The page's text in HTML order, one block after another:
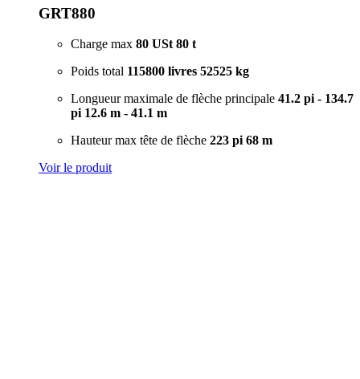
GRT880
Charge max 80 USt 80 t
Poids total 115800 livres 52525 kg
Longueur maximale de flèche principale 41.2 pi - 134.7
pi 12.6 m - 41.1 m
Hauteur max tête de flèche 223 pi 68 m
Voir le produit